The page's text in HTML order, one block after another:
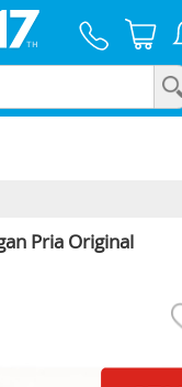
Pria Original